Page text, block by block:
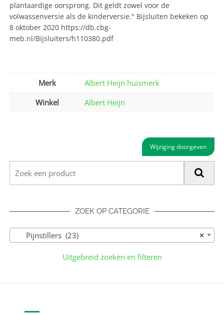
plantaardige oorsprong. Dit geldt zowel voor de
volwassenversie als de kinderversie." Bijsluiten bekeken op
8 oktober 2020 https://db.cbg-
meb.nl/Bijsluiters/h110380.pdf
Merk
Albert Heijn huismerk
Winkel
Albert Heijn
Wijziging doorgeven
ZOEK OP CATEGORIE
×
Pijnstillers (23)
Uitgebreid zoeken en filteren